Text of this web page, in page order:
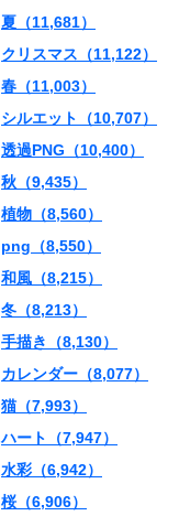
夏（11,681）
クリスマス（11,122）
春（11,003）
シルエット（10,707）
透過PNG（10,400）
秋（9,435）
植物（8,560）
png（8,550）
和風（8,215）
冬（8,213）
手描き（8,130）
カレンダー（8,077）
猫（7,993）
ハート（7,947）
水彩（6,942）
桜（6,906）